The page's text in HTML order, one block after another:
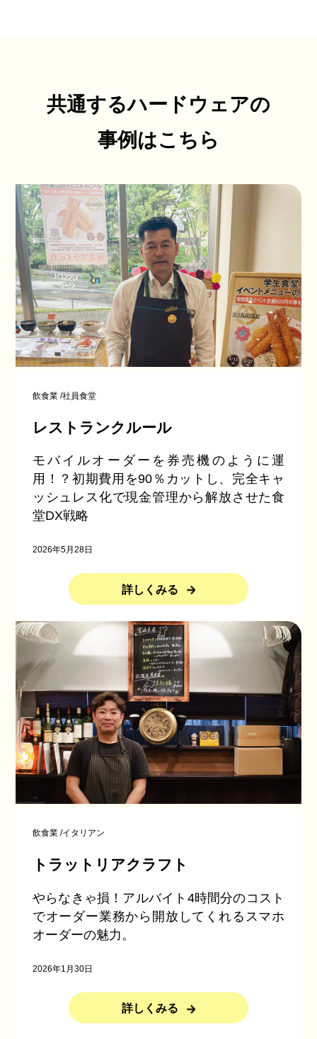
共通するハードウェアの
事例はこちら
飲食業/社員食堂
レストランクルール
モバイルオーダーを券売機のように運
用！？初期費用を90％カットし、完全キャ
ッシュレス化で現金管理から解放させた食
堂DX戦略
2026年5月28日
詳しくみる
飲食業/イタリアン
トラットリアクラフト
やらなきゃ損！アルバイト4時間分のコスト
でオーダー業務から開放してくれるスマホ
オーダーの魅力。
2026年1月30日
詳しくみる